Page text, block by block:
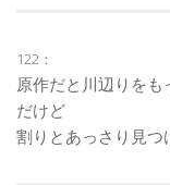
122：
原作だと川辺りを
だけど
割りとあっさり見つ